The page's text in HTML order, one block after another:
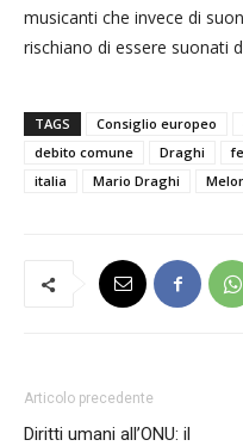
musicanti che invece di
rischiano di essere suonati
TAGS Consiglio europeo
debito comune
Draghi
italia
Mario Draghi
Articolo precedente
Diritti umani all’ONU: il